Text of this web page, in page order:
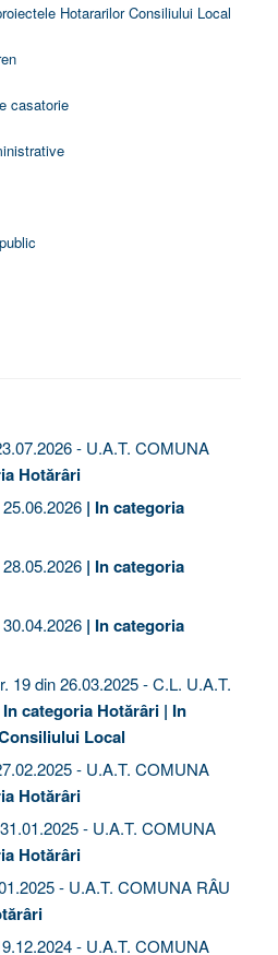
Hotararilor Consiliului Local
casatorie
- U.A.T. COMUNA
Hotărâri
| In categoria
| In categoria
| In categoria
19 din 26.03.2025 - C.L. U.A.T.
In categoria Hotărâri| In
Local
- U.A.T. COMUNA
Hotărâri
- U.A.T. COMUNA
Hotărâri
- U.A.T. COMUNA RÂU
- U.A.T. COMUNA